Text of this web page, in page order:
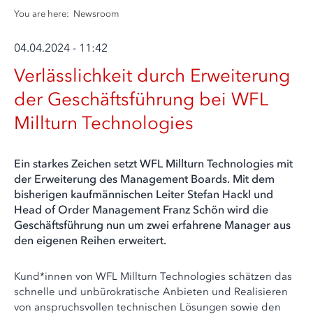
You are here: Newsroom
04.04.2024 - 11:42
Verlässlichkeit durch Erweiterung
der Geschäftsführung bei WFL
Millturn Technologies
Ein starkes Zeichen setzt WFL Millturn Technologies mit
der Erweiterung des Management Boards. Mit dem
bisherigen kaufmännischen Leiter Stefan Hackl und
Head of Order Management Franz Schön wird die
Geschäftsführung nun um zwei erfahrene Manager aus
den eigenen Reihen erweitert.
Kund*innen von WFL Millturn Technologies schätzen das
schnelle und unbürokratische Anbieten und Realisieren
von anspruchsvollen technischen Lösungen sowie den